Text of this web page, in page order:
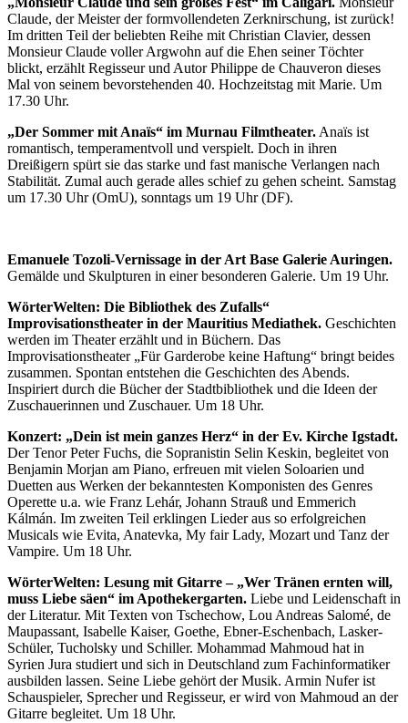
Claude, der Meister der formvollendeten Zerknirschung, ist zurück!
Im dritten Teil der beliebten Reihe mit Christian Clavier, dessen
Monsieur Claude voller Argwohn auf die Ehen seiner Töchter
blickt, erzählt Regisseur und Autor Philippe de Chauveron dieses
Mal von seinem bevorstehenden 40. Hochzeitstag mit Marie. Um
17.30 Uhr.
„Der Sommer mit Anaïs“ im Murnau Filmtheater. Anaïs ist
romantisch, temperamentvoll und verspielt. Doch in ihren
Dreißigern spürt sie das starke und fast manische Verlangen nach
Stabilität. Zumal auch gerade alles schief zu gehen scheint. Samstag
um 17.30 Uhr (OmU), sonntags um 19 Uhr (DF).
Emanuele Tozoli-Vernissage in der Art Base Galerie Auringen.
Gemälde und Skulpturen in einer besonderen Galerie. Um 19 Uhr.
WörterWelten: Die Bibliothek des Zufalls“
Improvisationstheater in der Mauritius Mediathek. Geschichten
werden im Theater erzählt und in Büchern. Das
Improvisationstheater „Für Garderobe keine Haftung“ bringt beides
zusammen. Spontan entstehen die Geschichten des Abends.
Inspiriert durch die Bücher der Stadtbibliothek und die Ideen der
Zuschauerinnen und Zuschauer. Um 18 Uhr.
Konzert: „Dein ist mein ganzes Herz“ in der Ev. Kirche Igstadt.
Der Tenor Peter Fuchs, die Sopranistin Selin Keskin, begleitet von
Benjamin Morjan am Piano, erfreuen mit vielen Soloarien und
Duetten aus Werken der bekanntesten Komponisten des Genres
Operette u.a. wie Franz Lehár, Johann Strauß und Emmerich
Kálmán. Im zweiten Teil erklingen Lieder aus so erfolgreichen
Musicals wie Evita, Anatevka, My fair Lady, Mozart und Tanz der
Vampire. Um 18 Uhr.
WörterWelten: Lesung mit Gitarre – „Wer Tränen ernten will,
muss Liebe säen“ im Apothekergarten. Liebe und Leidenschaft in
der Literatur. Mit Texten von Tschechow, Lou Andreas Salomé, de
Maupassant, Isabelle Kaiser, Goethe, Ebner-Eschenbach, Lasker-
Schüler, Tucholsky und Schiller. Mohammad Mahmoud hat in
Syrien Jura studiert und sich in Deutschland zum Fachinformatiker
ausbilden lassen. Seine Liebe gehört der Musik. Armin Nufer ist
Schauspieler, Sprecher und Regisseur, er wird von Mahmoud an der
Gitarre begleitet. Um 18 Uhr.